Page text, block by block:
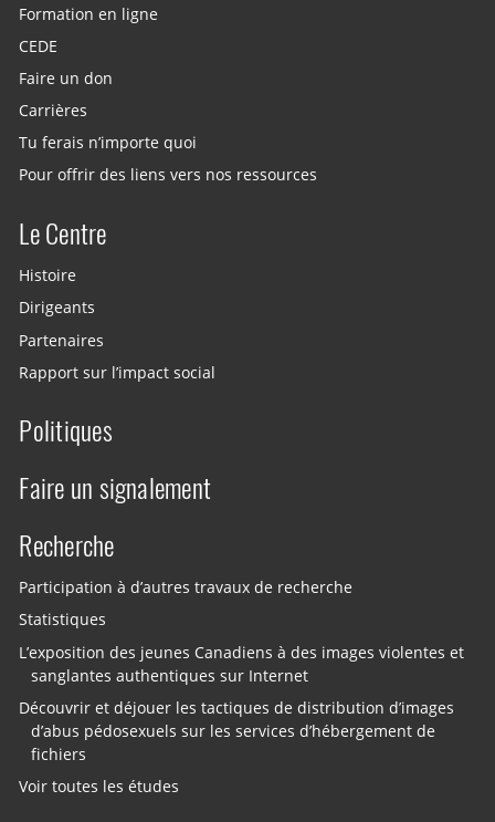
Formation en ligne
CEDE
Faire un don
Carrières
Tu ferais n’importe quoi
Pour offrir des liens vers nos ressources
Le Centre
Histoire
Dirigeants
Partenaires
Rapport sur l’impact social
Politiques
Faire un signalement
Recherche
Participation à d’autres travaux de recherche
Statistiques
L’exposition des jeunes Canadiens à des images violentes et
sanglantes authentiques sur Internet
Découvrir et déjouer les tactiques de distribution d’images
d’abus pédosexuels sur les services d’hébergement de
fichiers
Voir toutes les études